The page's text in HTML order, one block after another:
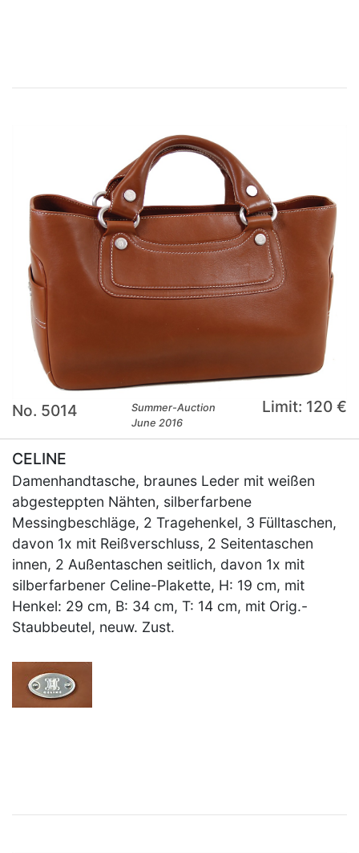
No. 5014
Summer-Auction
June 2016
Limit: 120 €
CELINE
Damenhandtasche, braunes Leder mit weißen
abgesteppten Nähten, silberfarbene
Messingbeschläge, 2 Tragehenkel, 3 Fülltaschen,
davon 1x mit Reißverschluss, 2 Seitentaschen
innen, 2 Außentaschen seitlich, davon 1x mit
silberfarbener Celine-Plakette, H: 19 cm, mit
Henkel: 29 cm, B: 34 cm, T: 14 cm, mit Orig.-
Staubbeutel, neuw. Zust.